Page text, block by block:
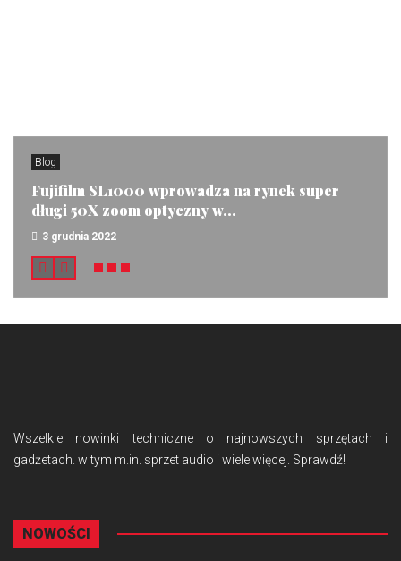
Blog
Fujifilm SL1000 wprowadza na rynek super
długi 50X zoom optyczny w...
3 grudnia 2022
Wszelkie nowinki techniczne o najnowszych sprzętach i
gadżetach. w tym m.in. sprzet audio i wiele więcej. Sprawdź!
NOWOŚCI